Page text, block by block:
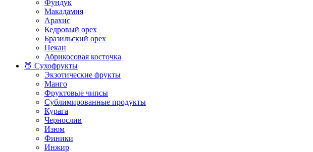
Фундук
Макадамия
Арахис
Кедровый орех
Бразильский орех
Пекан
Абрикосовая косточка
🍑 Сухофрукты
Экзотические фрукты
Манго
Фруктовые чипсы
Сублимированные продукты
Курага
Чернослив
Изюм
Финики
Инжир